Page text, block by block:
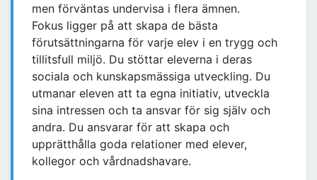
men förväntas undervisa i flera ämnen.
Fokus ligger på att skapa de bästa
förutsättningarna för varje elev i en trygg och
tillitsfull miljö. Du stöttar eleverna i deras
sociala och kunskapsmässiga utveckling. Du
utmanar eleven att ta egna initiativ, utveckla
sina intressen och ta ansvar för sig själv och
andra. Du ansvarar för att skapa och
upprätthålla goda relationer med elever,
kollegor och vårdnadshavare.